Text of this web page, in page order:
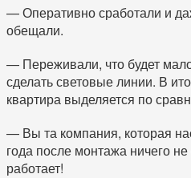
— Оперативно сработали и
обещали.
— Переживали, что будет
сделать световые линии. В
квартира выделяется по
— Вы та компания, которая
года после монтажа ничего
работает!